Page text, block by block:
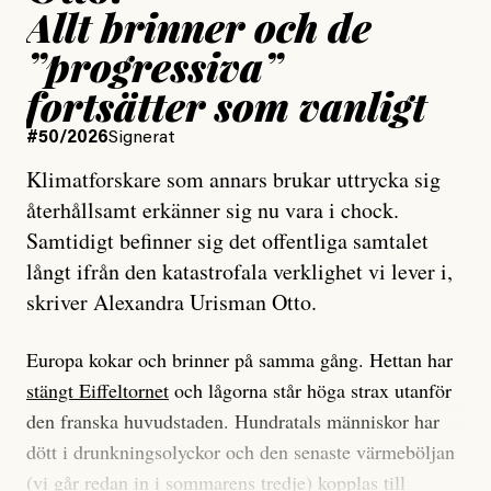
Allt brinner och de
”progressiva”
fortsätter som vanligt
#50/2026Signerat
Klimatforskare som annars brukar uttrycka sig
återhållsamt erkänner sig nu vara i chock.
Samtidigt befinner sig det offentliga samtalet
långt ifrån den katastrofala verklighet vi lever i,
skriver Alexandra Urisman Otto.
Europa kokar och brinner på samma gång. Hettan har
stängt Eiffeltornet och lågorna står höga strax utanför
den franska huvudstaden. Hundratals människor har
dött i drunkningsolyckor och den senaste värmeböljan
(vi går redan in i sommarens tredje) kopplas till